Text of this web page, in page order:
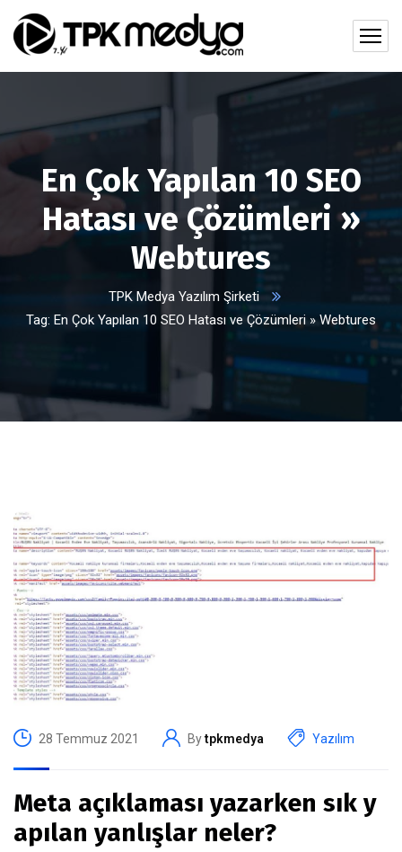
En Çok Yapılan 10 SEO
Hatası ve Çözümleri »
Webtures
TPK Medya Yazılım Şirketi
Tag: En Çok Yapılan 10 SEO Hatası ve Çözümleri » Webtures
28 Temmuz 2021 Bytpkmedya Yazılım
Meta açıklaması yazarken sık y
apılan yanlışlar neler?